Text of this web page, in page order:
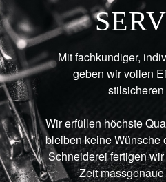
Mit fachkundiger,
geben wir vollen
stilsicheren
Wir erfüllen höchste
bleiben keine Wünsche
Schneiderei fertigen
Zeit